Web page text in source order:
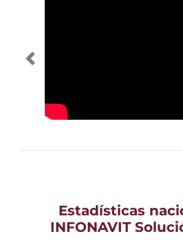
Estadísticas
INFONAVIT